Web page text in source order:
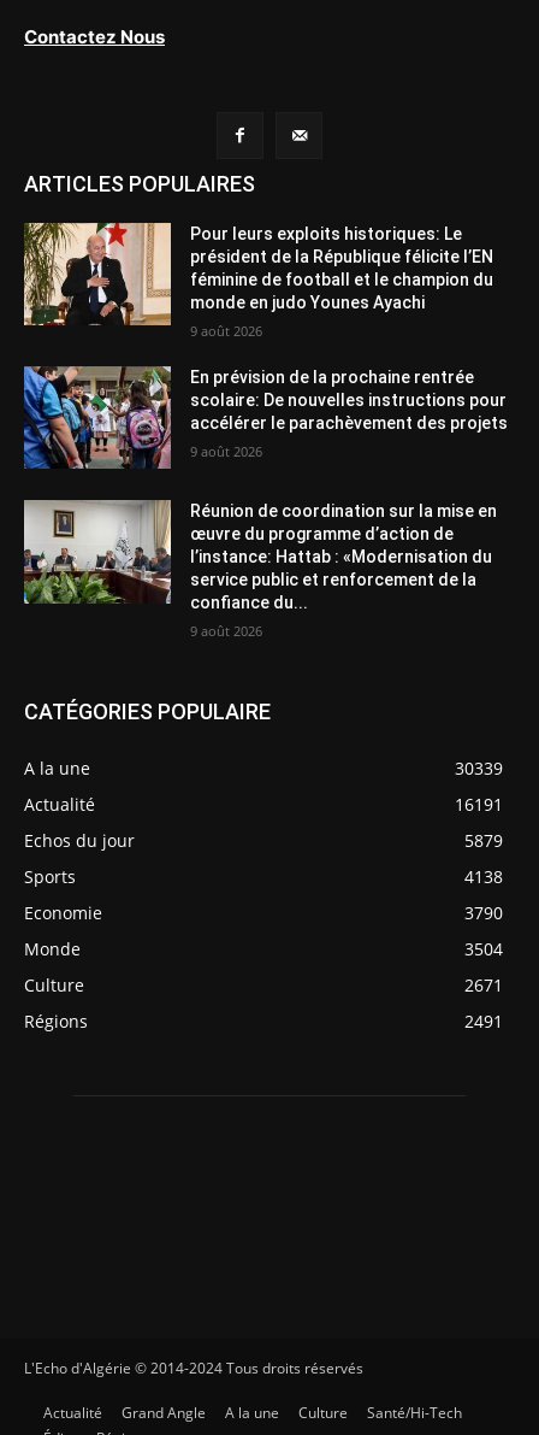
Contactez Nous
ARTICLES POPULAIRES
Pour leurs exploits historiques: Le
président de la République félicite l’EN
féminine de football et le champion du
monde en judo Younes Ayachi
9 août 2026
En prévision de la prochaine rentrée
scolaire: De nouvelles instructions pour
accélérer le parachèvement des projets
9 août 2026
Réunion de coordination sur la mise en
œuvre du programme d’action de
l’instance: Hattab : «Modernisation du
service public et renforcement de la
confiance du...
9 août 2026
CATÉGORIES POPULAIRE
A la une
30339
Actualité
16191
Echos du jour
5879
Sports
4138
Economie
3790
Monde
3504
Culture
2671
Régions
2491
L'Echo d'Algérie © 2014-2024 Tous droits réservés
Actualité Grand Angle A la une Culture
Santé/Hi-Tech